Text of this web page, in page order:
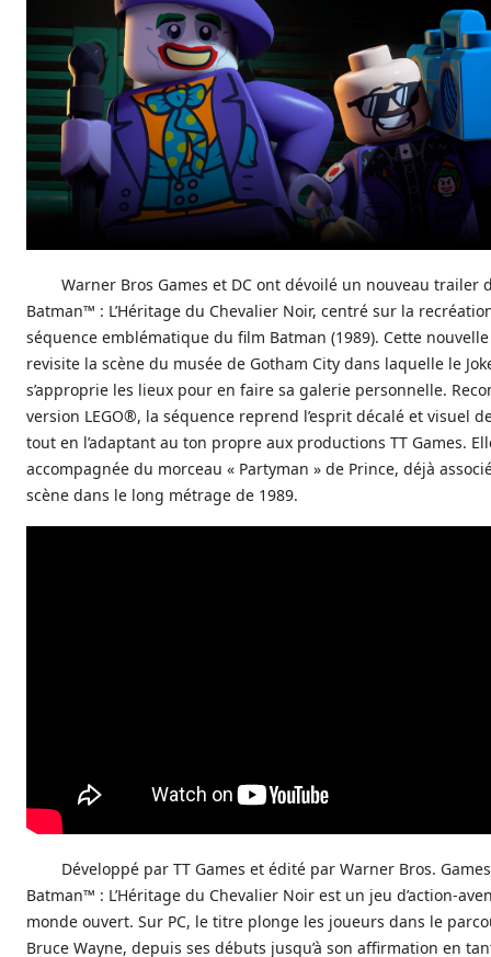
Warner Bros Games et DC ont dévoilé un nouveau trailer
Batman™ : L’Héritage du Chevalier Noir, centré sur la
séquence emblématique du film Batman (1989). Cette
revisite la scène du musée de Gotham City dans laquelle le
s’approprie les lieux pour en faire sa galerie personnelle.
version LEGO®, la séquence reprend l’esprit décalé et visuel
tout en l’adaptant au ton propre aux productions TT Games.
accompagnée du morceau « Partyman » de Prince, déjà
scène dans le long métrage de 1989.
Développé par TT Games et édité par Warner Bros.
Batman™ : L’Héritage du Chevalier Noir est un jeu d’action-
monde ouvert. Sur PC, le titre plonge les joueurs dans le
Bruce Wayne, depuis ses débuts jusqu’à son affirmation en